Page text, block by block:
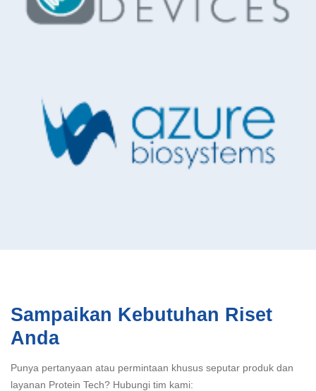
Sampaikan Kebutuhan Riset
Anda
Punya pertanyaan atau permintaan khusus seputar produk dan
layanan Protein Tech? Hubungi tim kami: